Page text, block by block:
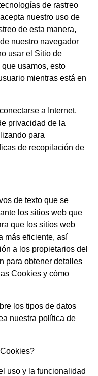
de rastreo
nuestro uso de
de esta manera,
nuestro navegador
usar el Sitio de
usamos, esto
mientras está en
a Internet,
privacidad de la
para
de recopilación de
de texto que se
los sitios web que
que los sitios web
más eficiente, así
a los propietarios del
para obtener detalles
Cookies y cómo
los tipos de datos
nuestra política de
uso y la funcionalidad